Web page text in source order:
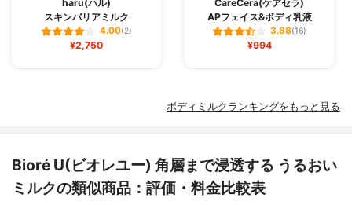
haru(ハル)
スキンバリアミルク
4.00(2)
¥2,750
CareCera(ケアセラ)
APフェイス&ボディ乳液
3.88(16)
¥994
ボディミルクランキングをもっと見る
Bioré U(ビオレユー) 角層まで浸透する うるおい
ミルクの類似商品：評価・料金比較表